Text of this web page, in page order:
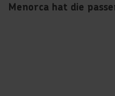
Menorca hat die